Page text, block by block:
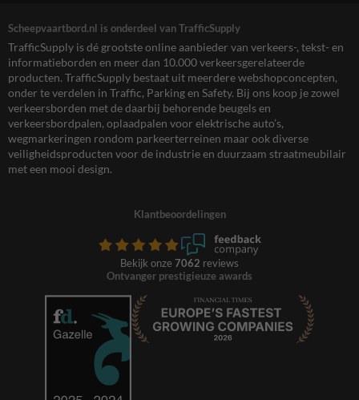
Scheepvaartbord.nl is onderdeel van TrafficSupply
TrafficSupply is dé grootste online aanbieder van verkeers-, tekst- en
informatieborden en meer dan 10.000 verkeersgerelateerde
producten. TrafficSupply bestaat uit meerdere webshopconcepten,
onder te verdelen in Traffic, Parking en Safety. Bij ons koop je zowel
verkeersborden met de daarbij behorende beugels en
verkeersbordpalen, oplaadpalen voor elektrische auto’s,
wegmarkeringen rondom parkeerterreinen maar ook diverse
veiligheidsproducten voor de industrie en duurzaam straatmeubilair
met een mooi design.
Klantbeoordelingen
Bekijk onze 7062 reviews
Ontvanger prestigieuze awards